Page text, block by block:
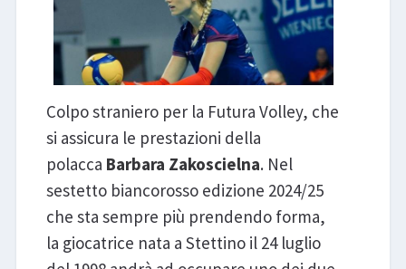
Colpo straniero per la Futura Volley, che
si assicura le prestazioni della
polacca Barbara Zakoscielna. Nel
sestetto biancorosso edizione 2024/25
che sta sempre più prendendo forma,
la giocatrice nata a Stettino il 24 luglio